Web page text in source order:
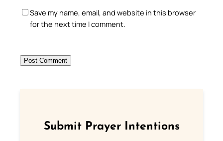
Save my name, email, and website in this browser
for the next time I comment.
Submit Prayer Intentions